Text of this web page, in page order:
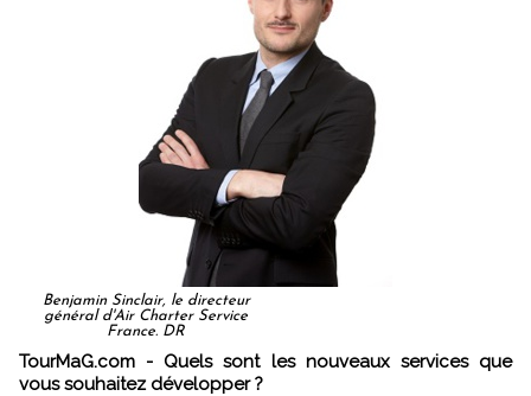
Benjamin Sinclair, le directeur
général d'Air Charter Service
France. DR
TourMaG.com - Quels sont les nouveaux services que
vous souhaitez développer ?